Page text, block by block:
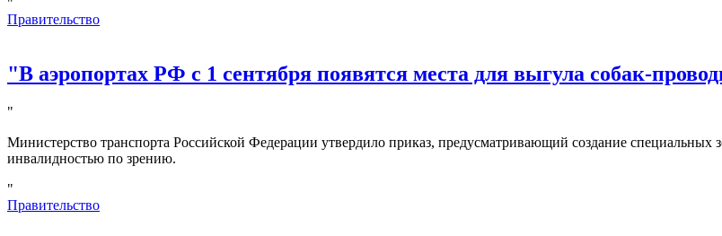
Правительство
"В аэропортах РФ с 1 сентября появятся места для выгула собак-
"
Министерство транспорта Российской Федерации утвердило приказ, предусматривающий создание
инвалидностью по зрению.
"
Правительство